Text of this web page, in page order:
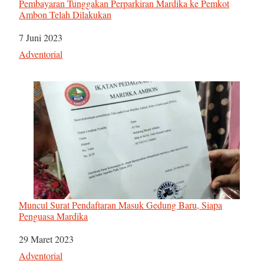
Pembayaran Tunggakan Perparkiran Mardika ke Pemkot
Ambon Telah Dilakukan
Tanggal
7 Juni 2023
Sehubungan dengan
Adventorial
Muncul Surat Pendaftaran Masuk Gedung Baru, Siapa
Penguasa Mardika
Tanggal
29 Maret 2023
Sehubungan dengan
Adventorial